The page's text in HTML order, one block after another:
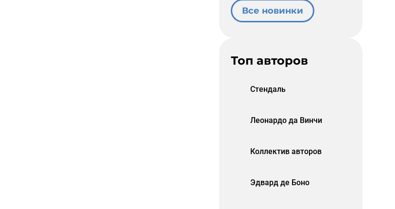
Все новинки
Топ авторов
Стендаль
Леонардо да Винчи
Коллектив авторов
Эдвард де Боно